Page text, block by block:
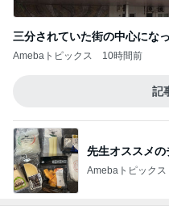
三分されていた街の中心にな
Amebaトピックス 10時間前
記
先生オススメの
Amebaトピックス